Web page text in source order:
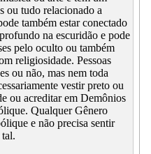
ou tudo relacionado a
também estar conectado
na escuridão e pode
pelo oculto ou também
religiosidade. Pessoas
ou não, mas nem toda
vestir preto ou
ou acreditar em Demônios
Qualquer Gênero
e não precisa sentir